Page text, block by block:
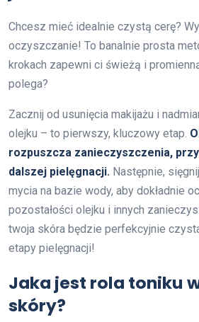
Chcesz mieć idealnie czystą cerę?
oczyszczanie! To banalnie prosta
krokach zapewni ci świeżą i
polega?
Zacznij od usunięcia makijażu i
olejku – to pierwszy, kluczowy etap.
rozpuszcza zanieczyszczenia,
dalszej pielęgnacji. Następnie,
mycia na bazie wody, aby dokładnie
pozostałości olejku i innych
twoja skóra będzie perfekcyjnie
etapy pielęgnacji!
Jaka jest rola toniku
skóry?